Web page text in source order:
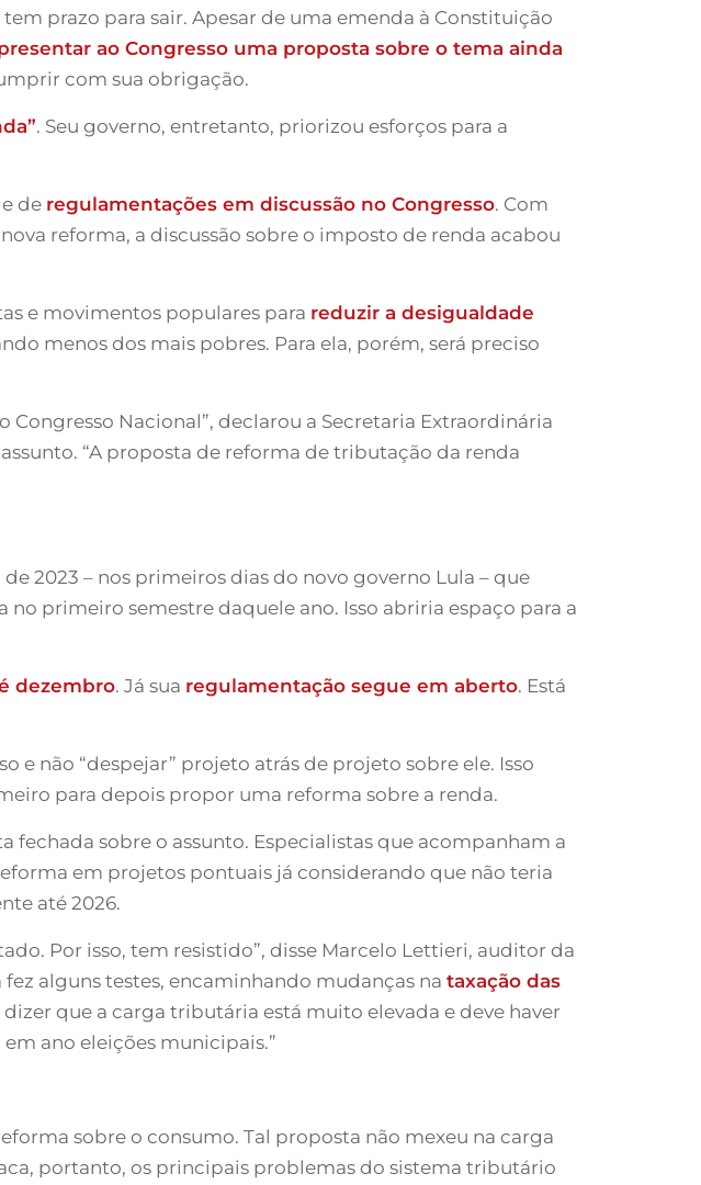
tem prazo para sair. Apesar de uma emenda à Constituição
ao Congresso uma proposta sobre o tema ainda
com sua obrigação.
. Seu governo, entretanto, priorizou esforços para a
de regulamentações em discussão no Congresso. Com
reforma, a discussão sobre o imposto de renda acabou
e movimentos populares para reduzir a desigualdade
menos dos mais pobres. Para ela, porém, será preciso
Nacional”, declarou a Secretaria Extraordinária
“A proposta de reforma de tributação da renda
2023 – nos primeiros dias do novo governo Lula – que
primeiro semestre daquele ano. Isso abriria espaço para a
dezembro. Já sua regulamentação segue em aberto. Está
não “despejar” projeto atrás de projeto sobre ele. Isso
para depois propor uma reforma sobre a renda.
sobre o assunto. Especialistas que acompanham a
em projetos pontuais já considerando que não teria
até 2026.
Por isso, tem resistido”, disse Marcelo Lettieri, auditor da
fez alguns testes, encaminhando mudanças na taxação das
que a carga tributária está muito elevada e deve haver
ano eleições municipais.”
sobre o consumo. Tal proposta não mexeu na carga
portanto, os principais problemas do sistema tributário